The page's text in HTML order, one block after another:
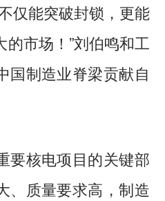
能突破封锁，更能
市场！”刘伯鸣和工
国制造业脊梁贡献自
核电项目的关键部
、质量要求高，制造